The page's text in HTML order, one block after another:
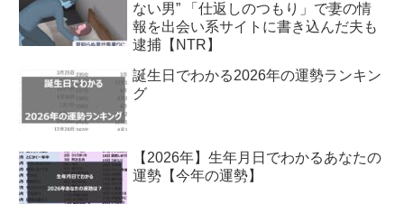
ない男” 「仕返しのつもり」で妻の情
報を出会い系サイトに書き込んだ夫も
逮捕【NTR】
誕生日でわかる2026年の運勢ランキン
グ
【2026年】生年月日でわかるあなたの
運勢【今年の運勢】